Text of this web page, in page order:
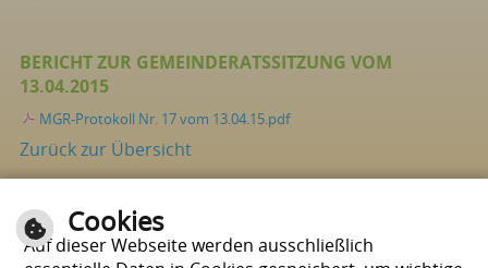
BERICHT ZUR GEMEINDERATSSITZUNG VOM
13.04.2015
MGR-Protokoll Nr. 17 vom 13.04.15.pdf
Zurück zur Übersicht
Seite drucken
Cookies
Auf dieser Webseite werden ausschließlich